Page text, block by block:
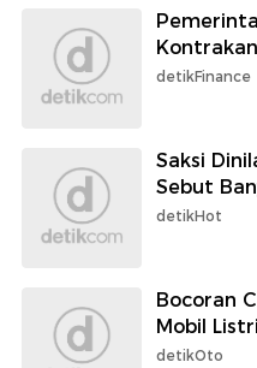
detikFinance
Saksi
Sebut
detikHot
Bocoran
Mobil
detikOto